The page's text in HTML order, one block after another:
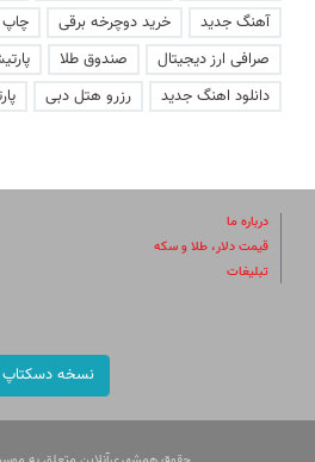
آهنگ جدید
خرید دوچرخه برقی چاپ
صرافی ارز دیجیتال
صندوق طلا
دانلود اهنگ جدید
رزرو هتل دبی
درباره ما
قیمت دلار، طلا و سکه
تبلیغات
نسخه دسکتاپ